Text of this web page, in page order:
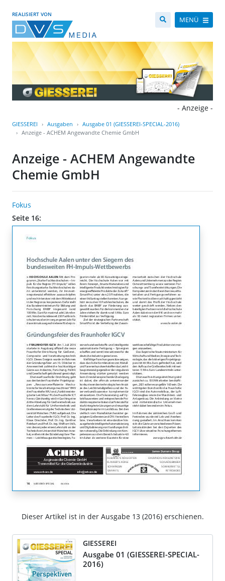
REALISIERT VON
MENÜ
- Anzeige -
GIESSEREI Ausgaben
Ausgabe 01 (GIESSEREI-SPECIAL-2016)
Anzeige - ACHEM Angewandte Chemie GmbH
Anzeige - ACHEM Angewandte
Chemie GmbH
Fokus
Seite 16:
Dieser Artikel ist in der Ausgabe 13 (2016) erschienen.
GIESSEREI
Ausgabe 01 (GIESSEREI-SPECIAL-
2016)